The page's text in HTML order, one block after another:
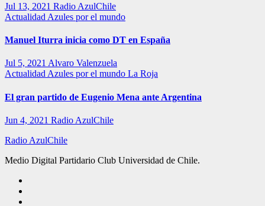
Jul 13, 2021 Radio AzulChile
Actualidad Azules por el mundo
Manuel Iturra inicia como DT en España
Jul 5, 2021 Alvaro Valenzuela
Actualidad Azules por el mundo La Roja
El gran partido de Eugenio Mena ante Argentina
Jun 4, 2021 Radio AzulChile
Radio AzulChile
Medio Digital Partidario Club Universidad de Chile.